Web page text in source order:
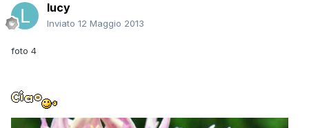
lucy
Inviato 12 Maggio 2013
foto 4